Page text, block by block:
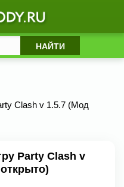
Clash v 1.5.7 (Мод
Party Clash v